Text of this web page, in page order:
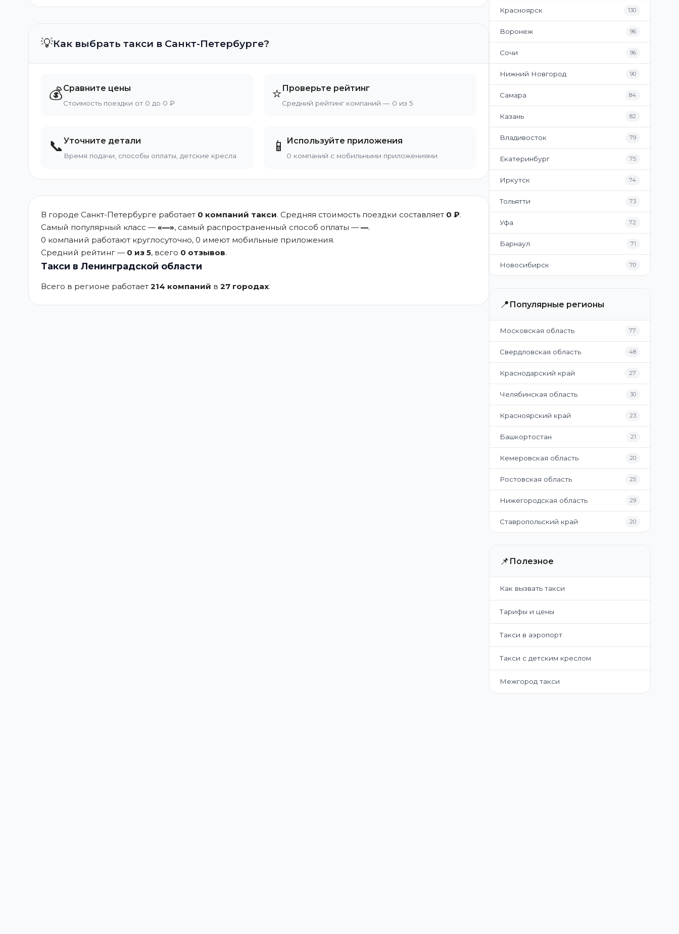
💡Как выбрать такси в Санкт-Петербурге?
💰Сравните цены
Стоимость поездки от 0 до 0 ₽
⭐Проверьте рейтинг
Средний рейтинг компаний — 0 из 5
📞Уточните детали
Время подачи, способы оплаты, детские кресла
📱 Используйте приложения
0 компаний с мобильными приложениями
В городе Санкт-Петербурге работает 0 компаний такси. Средняя стоимость поездки составляет 0 ₽.
Самый популярный класс —«—», самый распространенный способ оплаты ——.
0 компаний работают круглосуточно, 0 имеют мобильные приложения.
Средний рейтинг — 0 из 5, всего 0 отзывов.
Такси в Ленинградской области
Всего в регионе работает 214 компаний в 27 городах.
Красноярск 130
Воронеж 96
Сочи 96
Нижний Новгород 90
Самара 84
Казань 82
Владивосток 79
Екатеринбург 75
Иркутск 74
Тольятти 73
Уфа 72
Барнаул 71
Новосибирск 70
📍 Популярные регионы
Московская область 77
Свердловская область 48
Краснодарский край 27
Челябинская область 30
Красноярский край 23
Башкортостан 21
Кемеровская область 20
Ростовская область 25
Нижегородская область 29
Ставропольский край 20
📌 Полезное
Как вызвать такси
Тарифы и цены
Такси в аэропорт
Такси с детским креслом
Межгород такси